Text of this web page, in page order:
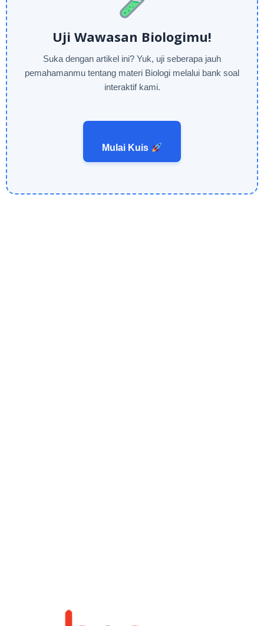
Uji Wawasan Biologimu!
Suka dengan artikel ini? Yuk, uji seberapa jauh
pemahamanmu tentang materi Biologi melalui bank soal
interaktif kami.
Mulai Kuis